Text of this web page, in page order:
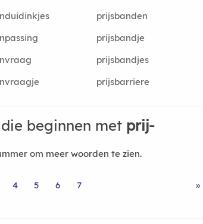
prijsbanden
prijsbandje
prijsbandjes
prijsbarriere
beginnen met prij-
om meer woorden te zien.
4 5 6 7 »